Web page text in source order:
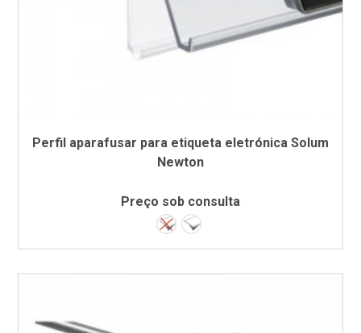
Perfil aparafusar para etiqueta eletrónica Solum
Newton
Preço sob consulta
Sem adesivo
Com adesivo